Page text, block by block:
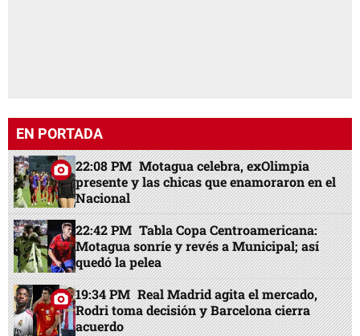
EN PORTADA
22:08 PM Motagua celebra, exOlimpia
presente y las chicas que enamoraron en el
Nacional
22:42 PM Tabla Copa Centroamericana:
Motagua sonríe y revés a Municipal; así
quedó la pelea
19:34 PM Real Madrid agita el mercado,
Rodri toma decisión y Barcelona cierra
acuerdo